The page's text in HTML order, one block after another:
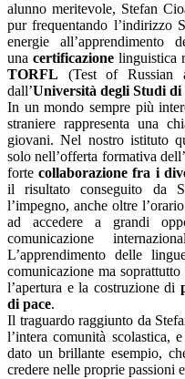
alunno meritevole, Stefan
pur frequentando l’indirizzo
energie all’apprendimento
una certificazionelinguistica
TORFL (Test of Russian
dall’Università degli Studi
In un mondo sempre più
straniere rappresenta una
giovani. Nel nostro istituto
solo nell’offerta formativa
fortecollaborazione fra i
il risultato conseguito da
l’impegno, anche oltre
ad accedere a grandi
comunicazione
L’apprendimento delle
comunicazione ma
l’apertura e la costruzione di
di pace.
Il traguardo raggiunto da
l’intera comunità scolastica,
dato un brillante esempio,
credere nelle proprie passioni